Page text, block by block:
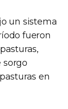
un sistema
fueron
sorgo
en